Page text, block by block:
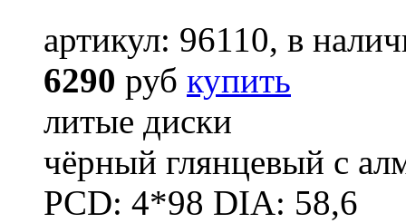
артикул: 96110, в
6290 руб купить
литые диски
чёрный глянцевый с
PCD: 4*98 DIA: 58,6